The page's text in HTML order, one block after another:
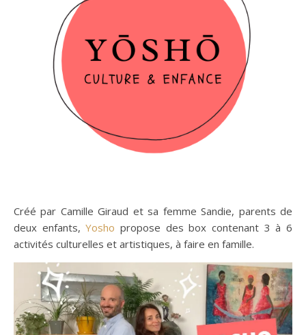
Créé par Camille Giraud et sa femme Sandie, parents de
deux enfants,Yosho propose des box contenant 3 à 6
activités culturelles et artistiques, à faire en famille.